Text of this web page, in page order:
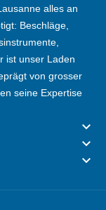
alles an
Beschläge,
ist unser Laden
von grosser
seine Expertise
keyboard_arrow_down
keyboard_arrow_down
keyboard_arrow_down